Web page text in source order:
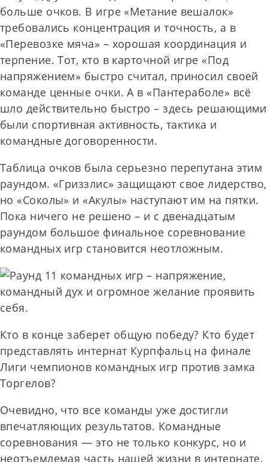
больше очков. В игре «Метание вешалок»
требовались концентрация и точность, а в
«Перевозке мяча» – хорошая координация и
терпение. Тот, кто в карточной игре «Под
напряжением» быстро считал, приносил своей
команде ценные очки. А в «Пантераболе» всё
шло действительно быстро – здесь решающими
были спортивная активность, тактика и
командные договоренности.
Таблица очков была серьезно перепутана этим
раундом. «Гриззлис» защищают свое лидерство,
но «Соколы» и «Акулы» наступают им на пятки.
Пока ничего не решено – и с двенадцатым
раундом большое финальное соревнование
командных игр становится неотложным.
Кто в конце заберет общую победу? Кто будет
представлять интернат Курпфальц на финале
Лиги чемпионов командных игр против замка
Торгелов?
Очевидно, что все команды уже достигли
впечатляющих результатов. Командные
соревнования — это не только конкурс, но и
неотъемлемая часть нашей жизни в интернате.